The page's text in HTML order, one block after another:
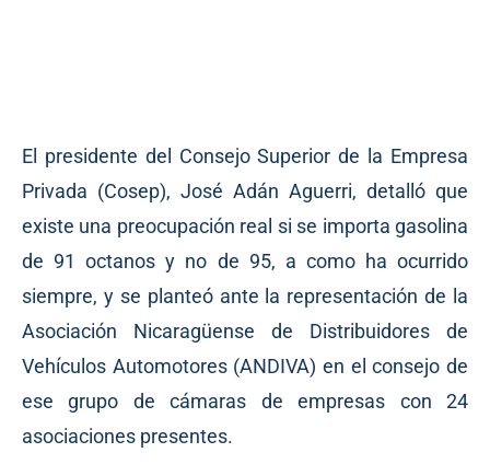
El presidente del Consejo Superior de la Empresa
Privada (Cosep), José Adán Aguerri, detalló que
existe una preocupación real si se importa gasolina
de 91 octanos y no de 95, a como ha ocurrido
siempre, y se planteó ante la representación de la
Asociación Nicaragüense de Distribuidores de
Vehículos Automotores (ANDIVA) en el consejo de
ese grupo de cámaras de empresas con 24
asociaciones presentes.